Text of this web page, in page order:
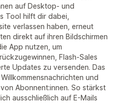
auf Desktop- und
Tool hilft dir dabei,
verlassen haben, erneut
direkt auf ihren Bildschirmen
App nutzen, um
Flash-Sales
Updates zu versenden. Das
und
Abonnent:innen. So stärkst
ausschließlich auf E-Mails